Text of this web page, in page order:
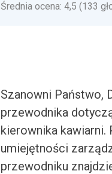
Średnia ocena: 4,5 (133
Szanowni Państwo,
przewodnika
kierownika kawiarni.
umiejętności
przewodniku